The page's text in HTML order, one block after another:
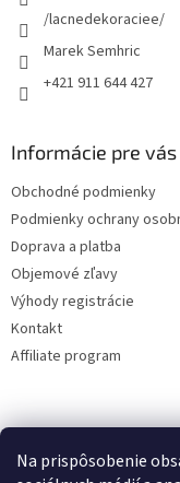
Na prispôsobenie
/lacnedekoraciee/
Marek Semhric
+421 911 644 427
Informácie pre vás
Obchodné podmienky
Podmienky ochrany
Doprava a platba
Objemové zľavy
Výhody registrácie
Kontakt
Affiliate program